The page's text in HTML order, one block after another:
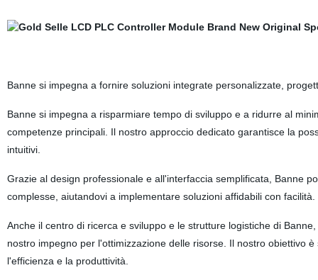
Banne si impegna a fornire soluzioni integrate personalizzate,
Banne si impegna a risparmiare tempo di sviluppo e a ridurre al
competenze principali. Il nostro approccio dedicato garantisce la
intuitivi.
Grazie al design professionale e all'interfaccia semplificata, Banne
complesse, aiutandovi a implementare soluzioni affidabili con facilità.
Anche il centro di ricerca e sviluppo e le strutture logistiche di
nostro impegno per l'ottimizzazione delle risorse. Il nostro obiettivo
l'efficienza e la produttività.